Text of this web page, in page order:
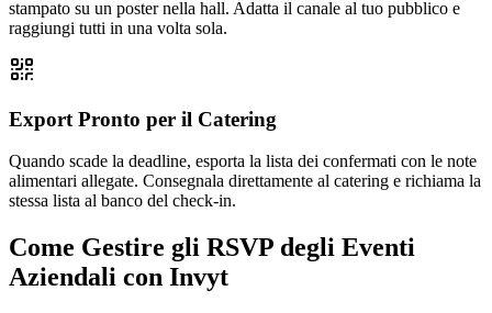
stampato su un poster nella hall. Adatta il canale al tuo pubblico e
raggiungi tutti in una volta sola.
Export Pronto per il Catering
Quando scade la deadline, esporta la lista dei confermati con le note
alimentari allegate. Consegnala direttamente al catering e richiama la
stessa lista al banco del check-in.
Come Gestire gli RSVP degli Eventi
Aziendali con Invyt